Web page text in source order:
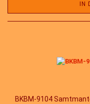
IN
BKBM-9104